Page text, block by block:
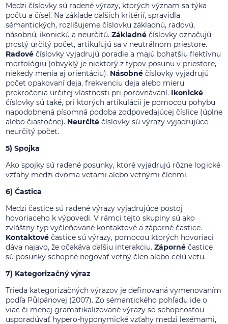
Medzi číslovky sú radené výrazy, ktorých význam sa týka
počtu a čísel. Na základe ďalších kritérií, spravidla
sémantických, rozlišujeme číslovku základnú, radovú,
násobnú, ikonickú a neurčitú. Základnéčíslovky označujú
prostý určitý počet, artikulujú sa v neutrálnom priestore.
Radovéčíslovky vyjadrujú poradie a majú bohatšiu flektívnu
morfológiu (obvyklý je niektorý z typov posunu v priestore,
niekedy menia aj orientáciu). Násobnéčíslovky vyjadrujú
počet opakovaní deja, frekvenciu deja alebo mieru
prekročenia určitej vlastnosti pri porovnávaní. Ikonické
číslovky sú také, pri ktorých artikulácii je pomocou pohybu
napodobnená písomná podoba zodpovedajúcej číslice (úplne
alebo čiastočne). Neurčitéčíslovky sú výrazy vyjadrujúce
neurčitý počet.
5) Spojka
Ako spojky sú radené posunky, ktoré vyjadrujú rôzne logické
vzťahy medzi dvoma vetami alebo vetnými členmi.
6) Častica
Medzi častice sú radené výrazy vyjadrujúce postoj
hovoriaceho k výpovedi. V rámci tejto skupiny sú ako
zvláštny typ vyčleňované kontaktové a záporné častice.
Kontaktovéčastice sú výrazy, pomocou ktorých hovoriaci
dáva najavo, že očakáva ďalšiu interakciu. Zápornéčastice
sú posunky schopné negovať vetný člen alebo celú vetu.
7) Kategorizačný výraz
Trieda kategorizačných výrazov je definovaná vymenovaním
podľa Půlpánovej (2007). Zo sémantického pohľadu ide o
viac či menej gramatikalizované výrazy so schopnosťou
usporadúvať hypero-hyponymické vzťahy medzi lexémami,